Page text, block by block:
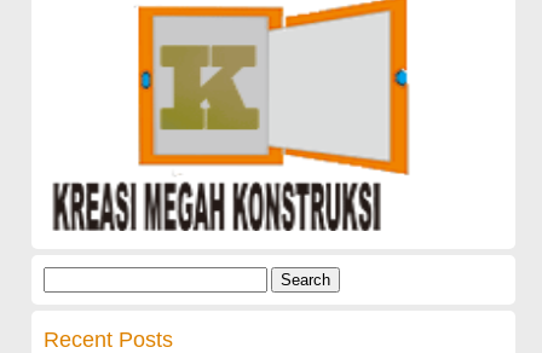
for:
Recent Posts